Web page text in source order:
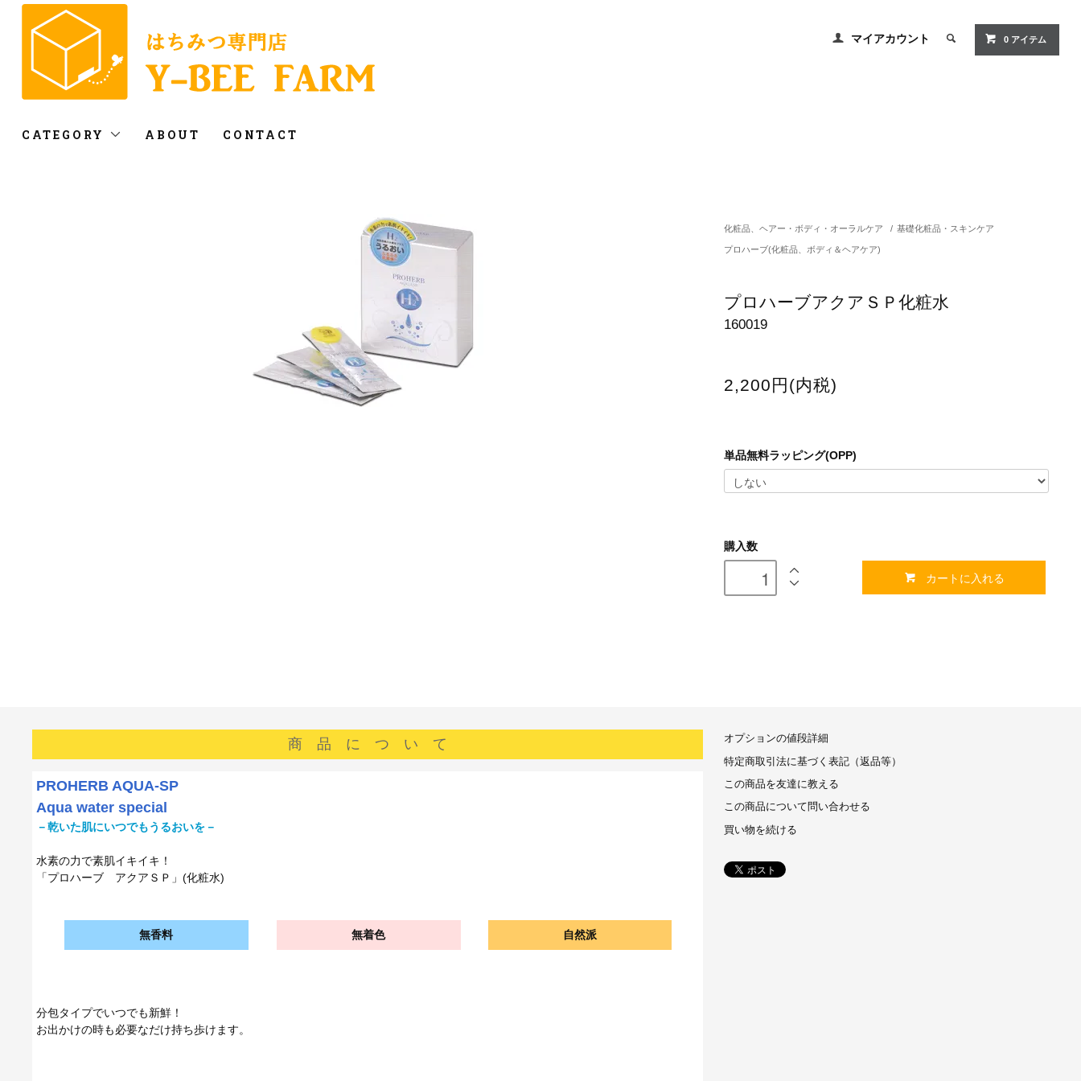
マイアカウント 0 アイテム
CATEGORY ABOUT CONTACT
化粧品、ヘアー・ボディ・オーラルケア / 基礎化粧品・スキンケア
プロハーブ(化粧品、ボディ＆ヘアケア)
プロハーブアクアＳＰ化粧水
160019
2,200円(内税)
単品無料ラッピング(OPP)
購入数
カートに入れる
商 品 に つ い て
PROHERB AQUA-SP
Aqua water special
－乾いた肌にいつでもうるおいを－
水素の力で素肌イキイキ！
「プロハーブ アクアＳＰ」(化粧水)
無香料 無着色 自然派
分包タイプでいつでも新鮮！
お出かけの時も必要なだけ持ち歩けます。
オプションの値段詳細
特定商取引法に基づく表記（返品等）
この商品を友達に教える
この商品について問い合わせる
買い物を続ける